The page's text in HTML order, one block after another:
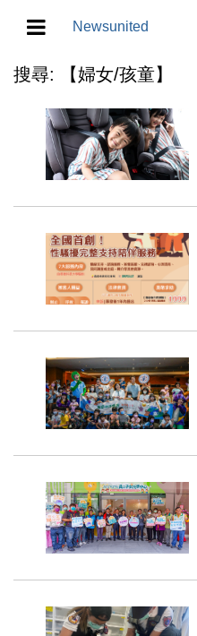
Newsunited
地方/天氣/颱風/地震
教育/五育/五創
人生/生存/生活
政治/政黨
食品/衛生/醫療/照護
運動/體育/休閒/育樂
寵物/動保
婦女/孩童
搜尋: 【婦女/孩童】